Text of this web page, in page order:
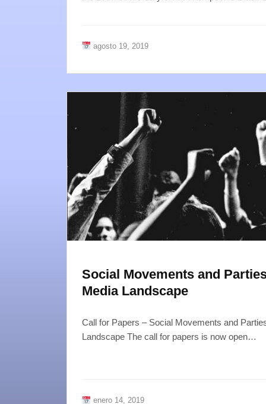
agosto 19, 2019
Social Movements and
Media Landscape
Call for Papers – Social Movements and
Landscape The call for papers is now open…
enero 14, 2019